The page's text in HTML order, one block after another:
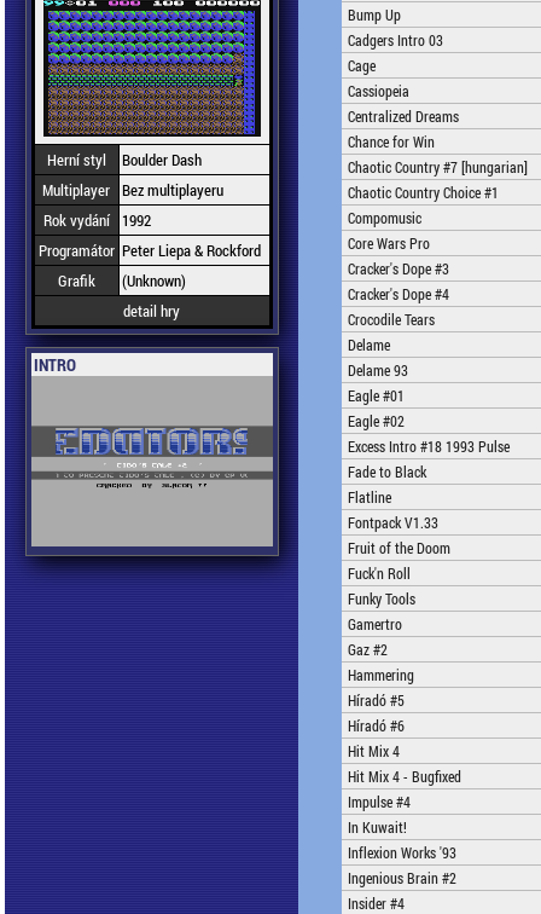
Herní styl
Boulder Dash
Multiplayer Bez multiplayeru
Rok vydání
1992
Programátor Peter Liepa & Rockford
Grafik
(Unknown)
detail hry
INTRO
Bump Up
Cadgers Intro 03
Cage
Cassiopeia
Centralized Dreams
Chance for Win
Chaotic Country #7 [hungarian]
Chaotic Country Choice #1
Compomusic
Core Wars Pro
Cracker's Dope #3
Cracker's Dope #4
Crocodile Tears
Delame
Delame 93
Eagle #01
Eagle #02
Excess Intro #18 1993 Pulse
Fade to Black
Flatline
Fontpack V1.33
Fruit of the Doom
Fuck'n Roll
Funky Tools
Gamertro
Gaz #2
Hammering
Híradó #5
Híradó #6
Hit Mix 4
Hit Mix 4 - Bugfixed
Impulse #4
In Kuwait!
Inflexion Works '93
Ingenious Brain #2
Insider #4